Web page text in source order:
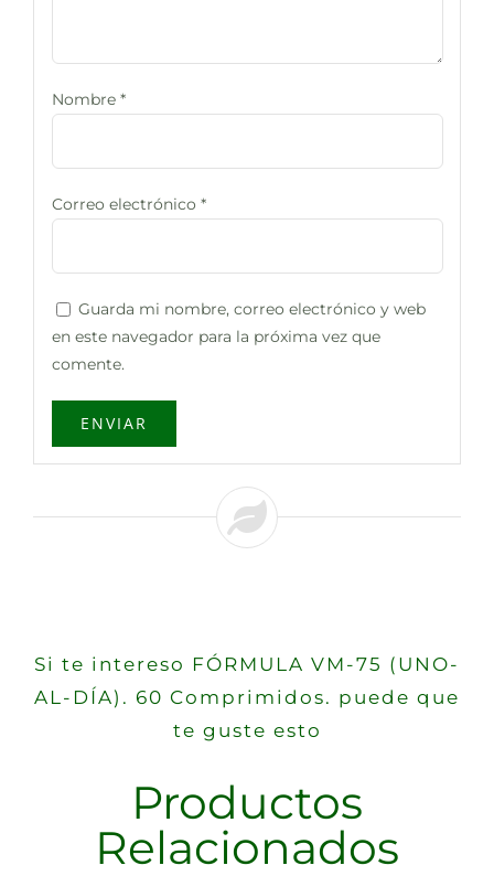
Nombre *
Correo electrónico *
Guarda mi nombre, correo electrónico y web
en este navegador para la próxima vez que
comente.
Si te intereso FÓRMULA VM-75 (UNO-
AL-DÍA). 60 Comprimidos. puede que
te guste esto
Productos
Relacionados